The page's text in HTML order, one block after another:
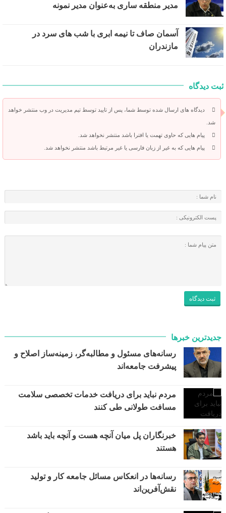
مدیر منطقه ساری به‌عنوان مدیر نمونه
آسمان صاف تا نیمه ابری با شب های سرد در
مازندران
ثبت دیدگاه
دیدگاه های ارسال شده توسط شما، پس از تایید توسط تیم مدیریت در وب منتشر خواهد
شد.
پیام هایی که حاوی تهمت یا افترا باشد منتشر نخواهد شد.
پیام هایی که به غیر از زبان فارسی یا غیر مرتبط باشد منتشر نخواهد شد.
جدیدترین خبرها
رسانه‌های مسئول و مطالبه‌گر، زمینه‌ساز اصلاح و
پیشرفت جامعه‌اند
مردم نباید برای دریافت خدمات تخصصی سلامت
مسافت طولانی طی کنند
خبرنگاران پل میان آنچه هست و آنچه باید باشد
هستند
رسانه‌ها در انعکاس مسائل جامعه کار و تولید
نقش‌آفرین‌اند